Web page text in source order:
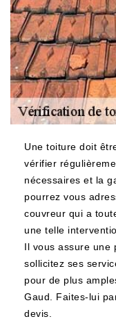
Une toiture doit
vérifier
nécessaires et la
pourrez vous
couvreur qui a
une telle
Il vous assure une
sollicitez ses
pour de plus
Gaud. Faites-lui
devis.